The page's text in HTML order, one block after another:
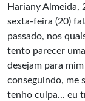
Hariany Almeida,
sexta-feira (20)
passado, nos
tento parecer
desejam para
conseguindo, me
tenho culpa... eu